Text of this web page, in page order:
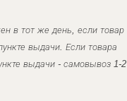
в тот же день, если товар
выдачи. Если товара
выдачи - самовывоз 1-2